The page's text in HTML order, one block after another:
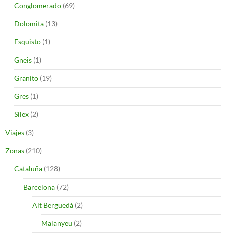
Conglomerado (69)
Dolomita (13)
Esquisto (1)
Gneis (1)
Granito (19)
Gres (1)
Silex (2)
Viajes (3)
Zonas (210)
Cataluña (128)
Barcelona (72)
Alt Berguedà (2)
Malanyeu (2)